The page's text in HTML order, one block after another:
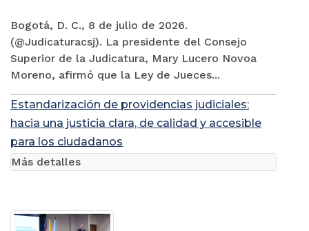
Bogotá, D. C., 8 de julio de 2026.
(@Judicaturacsj). La presidente del Consejo
Superior de la Judicatura, Mary Lucero Novoa
Moreno, afirmó que la Ley de Jueces...
Estandarización de providencias judiciales:
hacia una justicia clara, de calidad y accesible
para los ciudadanos
Más detalles